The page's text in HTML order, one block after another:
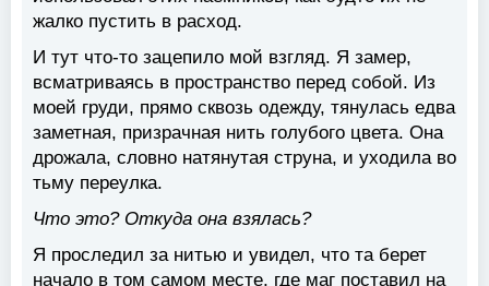
жалко пустить в расход.
И тут что-то зацепило мой взгляд. Я замер,
всматриваясь в пространство перед собой. Из
моей груди, прямо сквозь одежду, тянулась едва
заметная, призрачная нить голубого цвета. Она
дрожала, словно натянутая струна, и уходила во
тьму переулка.
Что это? Откуда она взялась?
Я проследил за нитью и увидел, что та берет
начало в том самом месте, где маг поставил на